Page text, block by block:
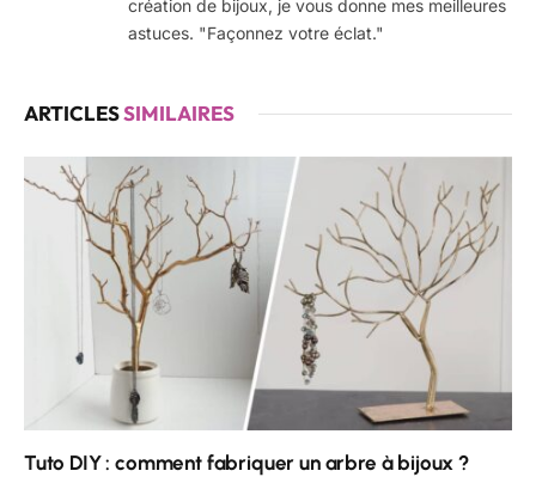
création de bijoux, je vous donne mes meilleures
astuces. "Façonnez votre éclat."
ARTICLESSIMILAIRES
Tuto DIY : comment fabriquer un arbre à bijoux ?